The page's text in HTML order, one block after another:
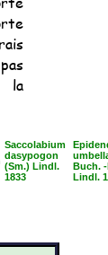
la
Saccolabium
dasypogon
(Sm.) Lindl.
1833
Buch.
Lindl.